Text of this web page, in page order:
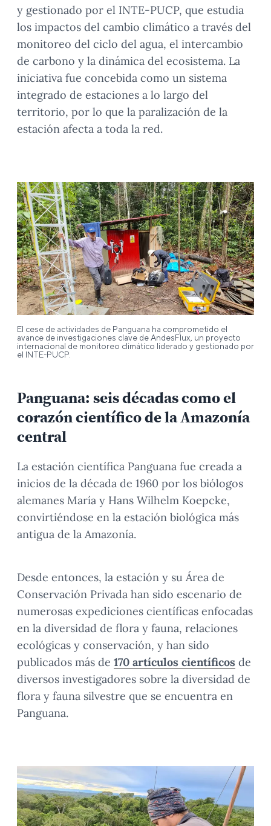
y gestionado por el INTE-PUCP, que estudia
los impactos del cambio climático a través del
monitoreo del ciclo del agua, el intercambio
de carbono y la dinámica del ecosistema. La
iniciativa fue concebida como un sistema
integrado de estaciones a lo largo del
territorio, por lo que la paralización de la
estación afecta a toda la red.
El cese de actividades de Panguana ha comprometido el
avance de investigaciones clave de AndesFlux, un proyecto
internacional de monitoreo climático liderado y gestionado por
el INTE-PUCP.
Panguana: seis décadas como el
corazón científico de la Amazonía
central
La estación científica Panguana fue creada a
inicios de la década de 1960 por los biólogos
alemanes María y Hans Wilhelm Koepcke,
convirtiéndose en la estación biológica más
antigua de la Amazonía.
Desde entonces, la estación y su Área de
Conservación Privada han sido escenario de
numerosas expediciones científicas enfocadas
en la diversidad de flora y fauna, relaciones
ecológicas y conservación, y han sido
publicados más de 170 artículos científicos de
diversos investigadores sobre la diversidad de
flora y fauna silvestre que se encuentra en
Panguana.